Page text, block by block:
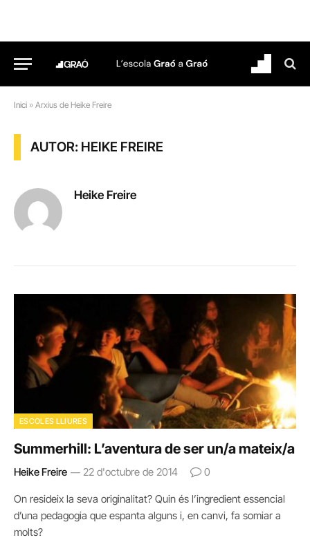
Inici » Arxius de Heike Freire
AUTOR: HEIKE FREIRE
Heike Freire
ESCOLES LLIURES
Summerhill: L’aventura de ser un/a mateix/a
Heike Freire 22 d'octubre de 2014 0
On resideix la seva originalitat? Quin és l’ingredient essencial
d’una pedagogia que espanta alguns i, en canvi, fa somiar a
molts?